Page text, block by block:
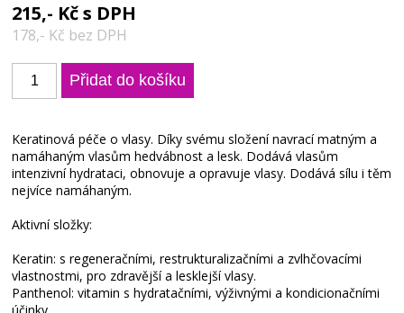
215,- Kč s DPH
178,- Kč bez DPH
Keratinová péče o vlasy. Díky svému složení navrací matným a
namáhaným vlasům hedvábnost a lesk. Dodává vlasům
intenzivní hydrataci, obnovuje a opravuje vlasy. Dodává sílu i těm
nejvíce namáhaným.
Aktivní složky:
Keratin: s regeneračními, restrukturalizačními a zvlhčovacími
vlastnostmi, pro zdravější a lesklejší vlasy.
Panthenol: vitamin s hydratačními, výživnými a kondicionačními